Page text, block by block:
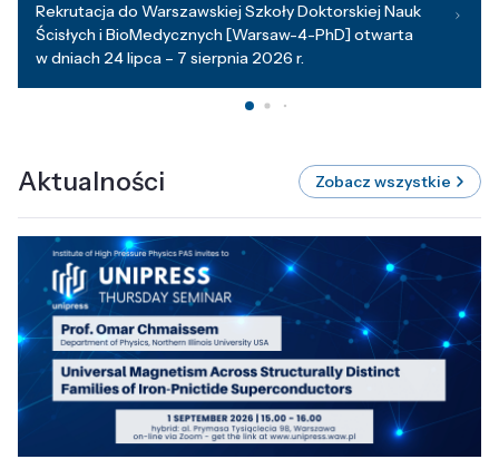
Rekrutacja do Warszawskiej Szkoły Doktorskiej Nauk
Ścisłych i BioMedycznych [Warsaw-4-PhD] otwarta
w dniach 24 lipca – 7 sierpnia 2026 r.
Aktualności Zobacz wszystkie